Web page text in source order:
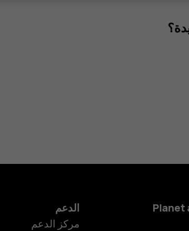
Planet
الدعم
مركز الدعم